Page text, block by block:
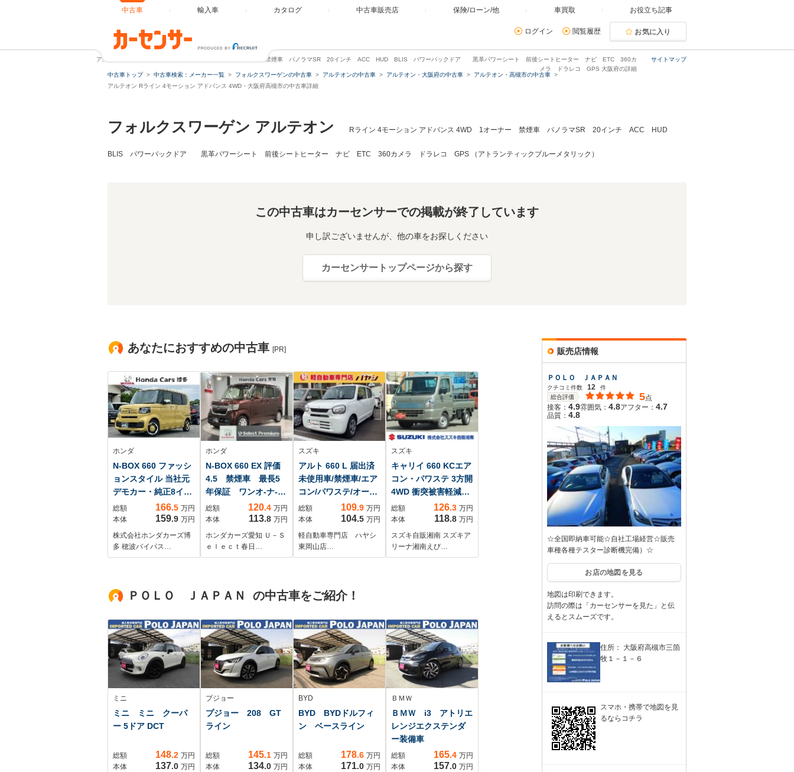
中古車 輸入車 カタログ 中古車販売店 保険/ローン/他 車買取 お役立ち記事
ログイン 閲覧履歴 お気に入り
サイトマップ
アルテオン Rライン 4モーション アドバンス 4WD 1オーナー 禁煙車 パノラマSR 20インチ ACC HUD BLIS パワーバックドア 黒革パワーシート 前後シートヒーター ナビ ETC 360カ
メラ ドラレコ GPS 大阪府の詳細
中古車トップ
中古車検索：メーカー一覧 フォルクスワーゲンの中古車 アルテオンの中古車 アルテオン・大阪府の中古車
アルテオン・高槻市の中古車
アルテオン Rライン 4モーション アドバンス 4WD・大阪府高槻市の中古車詳細
フォルクスワーゲン アルテオン Rライン 4モーション アドバンス 4WD 1オーナー 禁煙車 パノラマSR 20インチ ACC HUD
BLIS パワーバックドア 黒革パワーシート 前後シートヒーター ナビ ETC 360カメラ ドラレコ GPS （アトランティックブルーメタリック）
この中古車はカーセンサーでの掲載が終了しています
申し訳ございませんが、他の車をお探しください
カーセンサートップページから探す
あなたにおすすめの中古車 [PR]
ホンダ
N-BOX 660 ファッシ
ョンスタイル 当社元
デモカー・純正8イン
チナビTV・パワース
ライドドア・LEDヘ
ッドライト・前後ド
ライブレコーダー・
バックカメラ・
総額 166.5 万円
本体
159.9 万円
株式会社ホンダカーズ博
多 穂波バイパス…
ホンダ
N-BOX 660 EX 評価
4.5 禁煙車 最長5
年保証 ワンオ-ナ-
HONDASENSING
純正ナビVXU-
227NBi TV Rカメ
ラ CD
Bluetooth DVD ド
LEDライト 両側電
ーズコントロール
総額 120.4 万円
本体
113.8 万円
ホンダカーズ愛知 Ｕ－Ｓ
ｅｌｅｃｔ春日…
スズキ
アルト 660 L 届出済
未使用車/禁煙車/エア
コン/パワステ/オート
ライト/パワーウィン
ドウ/衝突被害軽減ブ
レーキ/ABS/踏み間違
い防止機能
総額 109.9 万円
本体
104.5 万円
軽自動車専門店 ハヤシ
東岡山店…
スズキ
キャリイ 660 KCエア
コン・パワステ 3方開
4WD 衝突被害軽減ブ
レーキ
総額 126.3 万円
本体
118.8 万円
スズキ自販湘南 スズキア
リーナ湘南えび…
ＰＯＬＯ ＪＡＰＡＮ の中古車をご紹介！
ミニ
ミニ ミニ クーパ
ー 5ドア DCT
総額 148.2 万円
本体
137.0 万円
プジョー
プジョー 208 GT
ライン
総額 145.1 万円
本体
134.0 万円
BYD
BYD BYDドルフィ
ン ベースライン
総額 178.6 万円
本体
171.0 万円
ＢＭＷ
ＢＭＷ i3 アトリエ
レンジエクステンダ
ー装備車
総額 165.4 万円
本体
157.0 万円
販売店情報
ＰＯＬＯ ＪＡＰＡＮ
クチコミ件数 12
件
総合評価
5点
接客： 4.9雰囲気： 4.8アフター： 4.7
品質： 4.8
☆全国即納車可能☆自社工場経営☆販売
車種各種テスター診断機完備）☆
お店の地図を見る
地図は印刷できます。
訪問の際は「カーセンサーを見た」と伝
えるとスムーズです。
住所： 大阪府高槻市三箇
牧１－１－６
スマホ・携帯で地図を見
るならコチラ